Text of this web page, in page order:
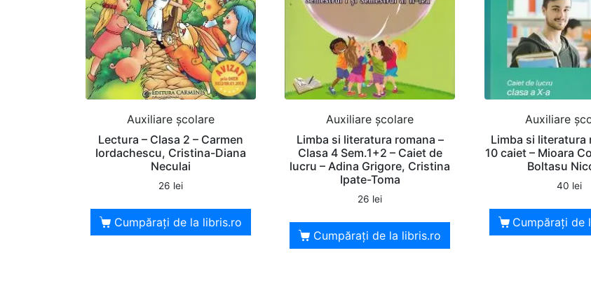
Auxiliare şcolare
Lectura – Clasa 2 – Carmen
Iordachescu, Cristina-Diana
Neculai
26 lei
Cumpărați de la libris.ro
Auxiliare şcolare
Limba si literatura romana –
Clasa 4 Sem.1+2 – Caiet de
lucru – Adina Grigore, Cristina
Ipate-Toma
26 lei
Cumpărați de la libris.ro
Auxiliare
Limba si literatura
10 caiet – Mioara
Boltasu
40 lei
Cumpărați de